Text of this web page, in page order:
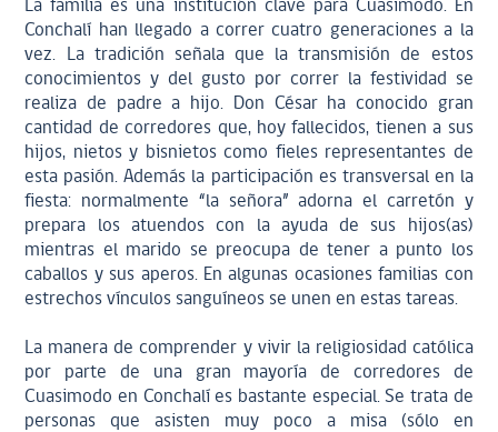
La familia es una institución clave para Cuasimodo. En
Conchalí han llegado a correr cuatro generaciones a la
vez. La tradición señala que la transmisión de estos
conocimientos y del gusto por correr la festividad se
realiza de padre a hijo. Don César ha conocido gran
cantidad de corredores que, hoy fallecidos, tienen a sus
hijos, nietos y bisnietos como fieles representantes de
esta pasión. Además la participación es transversal en la
fiesta: normalmente “la señora” adorna el carretón y
prepara los atuendos con la ayuda de sus hijos(as)
mientras el marido se preocupa de tener a punto los
caballos y sus aperos. En algunas ocasiones familias con
estrechos vínculos sanguíneos se unen en estas tareas.
La manera de comprender y vivir la religiosidad católica
por parte de una gran mayoría de corredores de
Cuasimodo en Conchalí es bastante especial. Se trata de
personas que asisten muy poco a misa (sólo en